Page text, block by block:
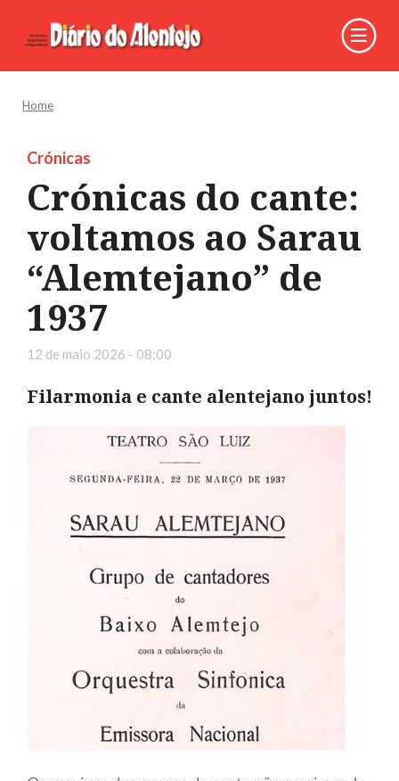
Home
Crónicas
Crónicas do cante:
voltamos ao Sarau
“Alemtejano” de
1937
12 de maio 2026 - 08:00
Filarmonia e cante alentejano juntos!